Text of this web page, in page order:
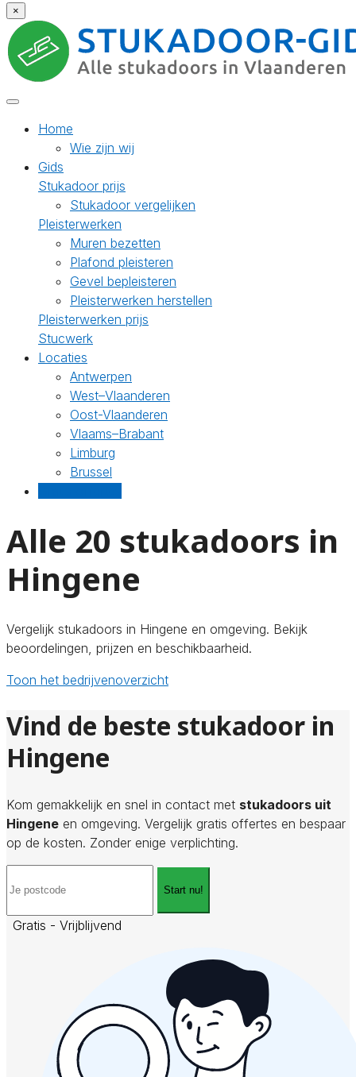
×
Home
Wie zijn wij
Gids
Stukadoor prijs
Stukadoor vergelijken
Pleisterwerken
Muren bezetten
Plafond pleisteren
Gevel bepleisteren
Pleisterwerken herstellen
Pleisterwerken prijs
Stucwerk
Locaties
Antwerpen
West–Vlaanderen
Oost-Vlaanderen
Vlaams–Brabant
Limburg
Brussel
Alle 20 stukadoors in
Hingene
Vergelijk stukadoors in Hingene en omgeving. Bekijk
beoordelingen, prijzen en beschikbaarheid.
Toon het bedrijvenoverzicht
Vind de beste stukadoor in
Hingene
Kom gemakkelijk en snel in contact met stukadoors uit
Hingene en omgeving. Vergelijk gratis offertes en bespaar
op de kosten. Zonder enige verplichting.
Start nu!
Gratis - Vrijblijvend